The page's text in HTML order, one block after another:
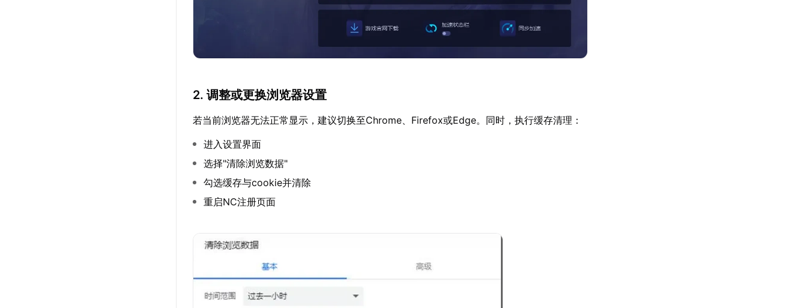
2. 调整或更换浏览器设置
若当前浏览器无法正常显示，建议切换至Chrome、Firefox或Edge。同时，执行缓存清理：
进入设置界面
选择"清除浏览数据"
勾选缓存与cookie并清除
重启NC注册页面